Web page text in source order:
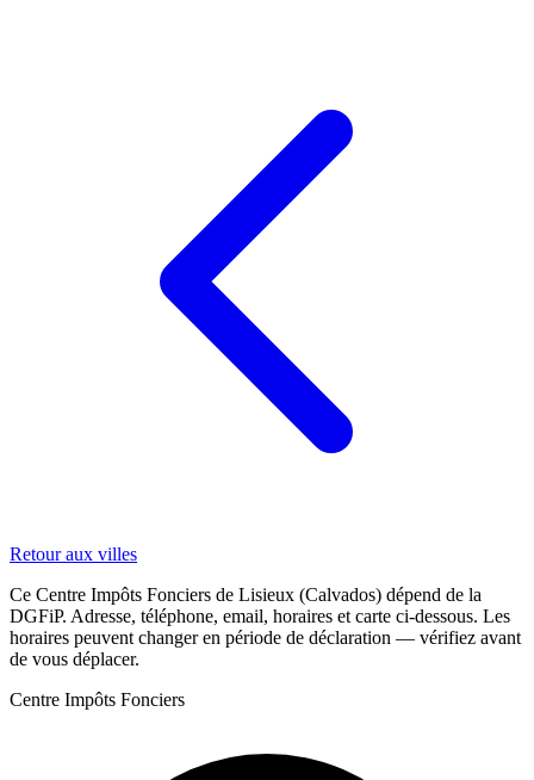
Retour aux villes
Ce Centre Impôts Fonciers de Lisieux (Calvados) dépend de la
DGFiP. Adresse, téléphone, email, horaires et carte ci-dessous. Les
horaires peuvent changer en période de déclaration — vérifiez avant
de vous déplacer.
Centre Impôts Fonciers